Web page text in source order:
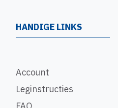
HANDIGE LINKS
Account
Leginstructies
FAQ